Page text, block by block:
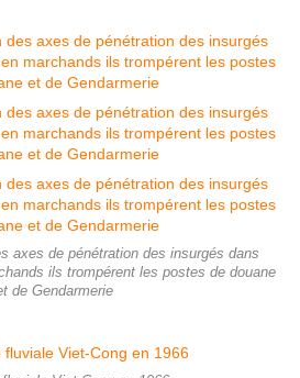
axes de pénétration des insurgés dans
ils trompérent les postes de douane
de Gendarmerie